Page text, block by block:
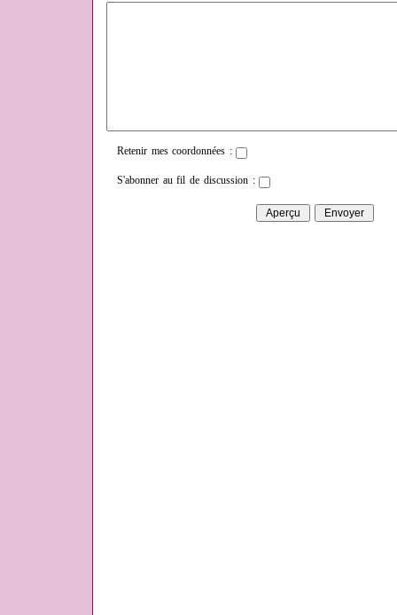
Retenir mes coordonnées :
S'abonner au fil de discussion :